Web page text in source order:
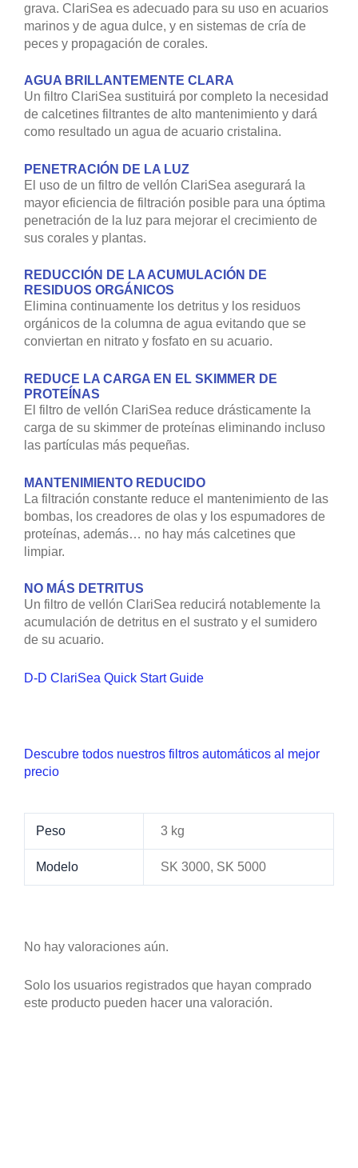
grava. ClariSea es adecuado para su uso en acuarios
marinos y de agua dulce, y en sistemas de cría de
peces y propagación de corales.
AGUA BRILLANTEMENTE CLARA
Un filtro ClariSea sustituirá por completo la necesidad
de calcetines filtrantes de alto mantenimiento y dará
como resultado un agua de acuario cristalina.
PENETRACIÓN DE LA LUZ
El uso de un filtro de vellón ClariSea asegurará la
mayor eficiencia de filtración posible para una óptima
penetración de la luz para mejorar el crecimiento de
sus corales y plantas.
REDUCCIÓN DE LA ACUMULACIÓN DE
RESIDUOS ORGÁNICOS
Elimina continuamente los detritus y los residuos
orgánicos de la columna de agua evitando que se
conviertan en nitrato y fosfato en su acuario.
REDUCE LA CARGA EN EL SKIMMER DE
PROTEÍNAS
El filtro de vellón ClariSea reduce drásticamente la
carga de su skimmer de proteínas eliminando incluso
las partículas más pequeñas.
MANTENIMIENTO REDUCIDO
La filtración constante reduce el mantenimiento de las
bombas, los creadores de olas y los espumadores de
proteínas, además… no hay más calcetines que
limpiar.
NO MÁS DETRITUS
Un filtro de vellón ClariSea reducirá notablemente la
acumulación de detritus en el sustrato y el sumidero
de su acuario.
D-D ClariSea Quick Start Guide
Descubre todos nuestros filtros automáticos al mejor
precio
Peso 3 kg
Modelo SK 3000, SK 5000
No hay valoraciones aún.
Solo los usuarios registrados que hayan comprado
este producto pueden hacer una valoración.